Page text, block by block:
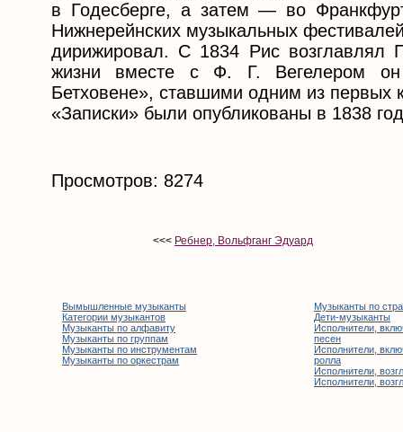
в Годесберге, а затем ― во
Нижнерейнских музыкальных
дирижировал. С 1834 Рис возглавлял
жизни вместе с Ф. Г. Вегелером он
Бетховене», ставшими одним из первых
«Записки» были опубликованы в 1838
Просмотров: 8274
<<< Ребнер, Вольфганг Эдуард
Вымышленные музыканты
Категории музыкантов
Музыканты по алфавиту
Музыканты по группам
Музыканты по инструментам
Музыканты по оркестрам
Музыканты по
Дети-музыканты
Исполнители,
песен
Исполнители,
ролла
Исполнители,
Исполнители,